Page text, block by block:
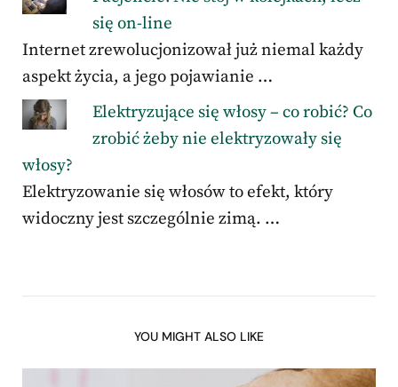
się on-line
Internet zrewolucjonizował już niemal każdy
aspekt życia, a jego pojawianie …
Elektryzujące się włosy – co robić? Co
zrobić żeby nie elektryzowały się
włosy?
Elektryzowanie się włosów to efekt, który
widoczny jest szczególnie zimą. …
YOU MIGHT ALSO LIKE